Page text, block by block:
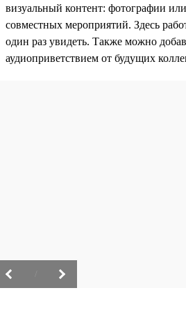
визуальный контент: фотографии
совместных мероприятий. Здесь
один раз увидеть. Также можно
аудиоприветствием от будущих